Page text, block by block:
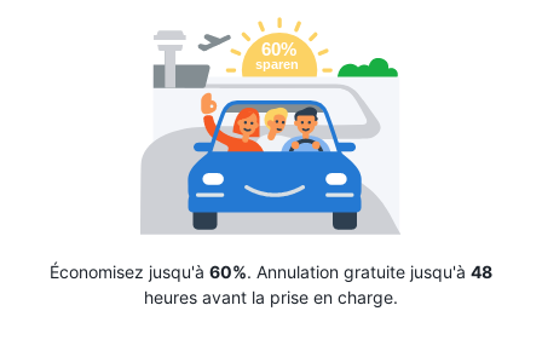
Économisez jusqu'à 60%. Annulation gratuite jusqu'à 48
heures avant la prise en charge.